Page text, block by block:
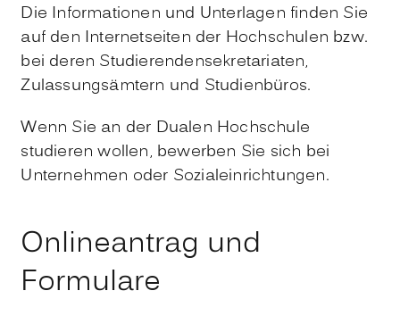
Die Informationen und Unterlagen finden Sie
auf den Internetseiten der Hochschulen bzw.
bei deren Studierendensekretariaten,
Zulassungsämtern und Studienbüros.
Wenn Sie an der Dualen Hochschule
studieren wollen, bewerben Sie sich bei
Unternehmen oder Sozialeinrichtungen.
Onlineantrag und
Formulare